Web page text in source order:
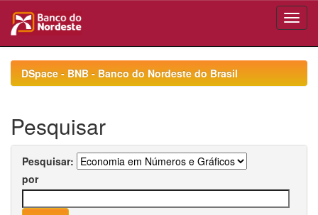
navigationDSpace - BNB - Banco do Nordeste do Brasil
Pesquisar
Pesquisar:
por